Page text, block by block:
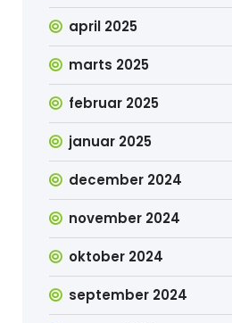
april 2025
marts 2025
februar 2025
januar 2025
december 2024
november 2024
oktober 2024
september 2024